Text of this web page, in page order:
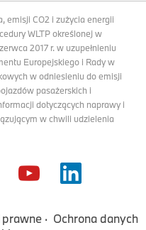
emisji CO2 i zużycia energii
WLTP określonej w
2017 r. w uzupełnieniu
Europejskiego i Rady w
w odniesieniu do emisji
pasażerskich i
dotyczących naprawy i
w chwili udzielenia
Ochrona danych